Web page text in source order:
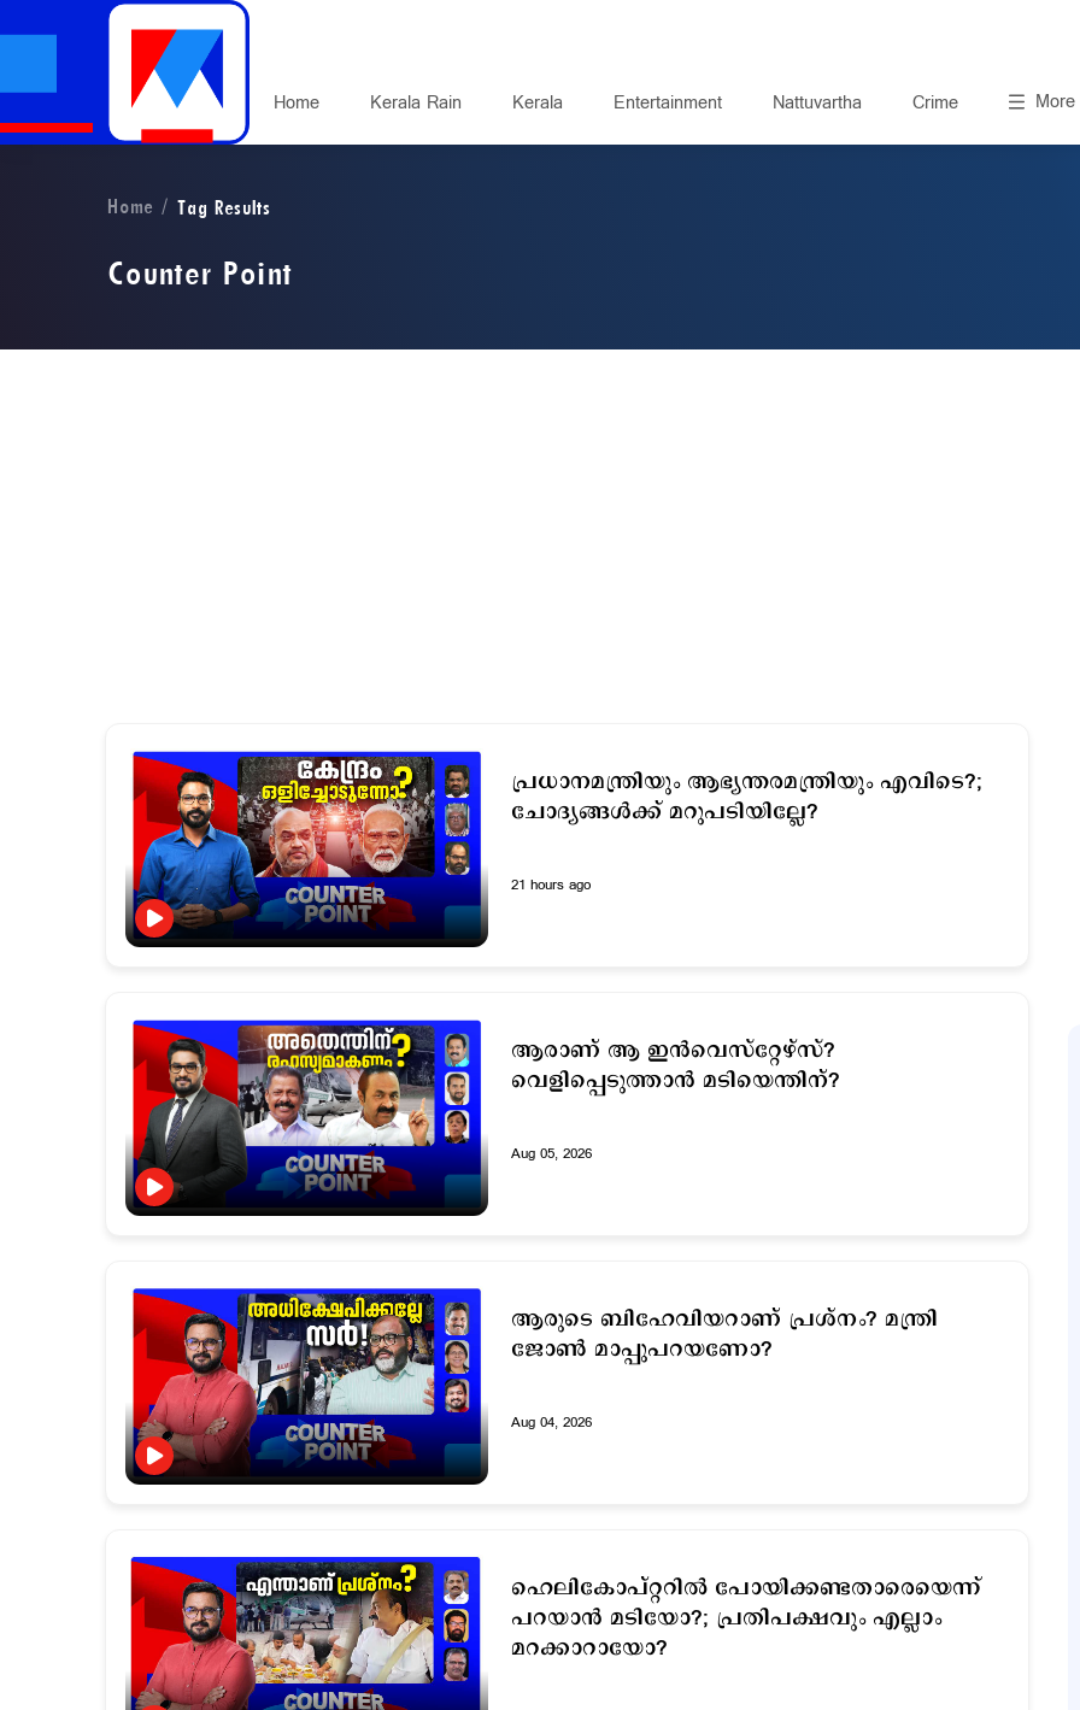
Home Kerala Rain Kerala Entertainment Nattuvartha Crime More
Home Tag Results
Counter Point
പ്രധാനമന്ത്രിയും ആഭ്യന്തരമന്ത്രിയും എവിടെ?;
ചോദ്യങ്ങള്‍ക്ക് മറുപടിയില്ലേ?
21 hours ago
ആരാണ് ആ ഇന്‍വെസ്റ്റേഴ്സ്?
വെളിപ്പെടുത്താന്‍ മടിയെന്തിന്?
Aug 05, 2026
ആരുടെ ബിഹേവിയറാണ് പ്രശ്നം? മന്ത്രി
ജോണ്‍ മാപ്പുപറയണോ?
Aug 04, 2026
ഹെലികോപ്റ്ററില്‍ പോയിക്കണ്ടതാരെയെന്ന്
പറയാന്‍ മടിയോ?; പ്രതിപക്ഷവും എല്ലാം
മറക്കാറായോ?